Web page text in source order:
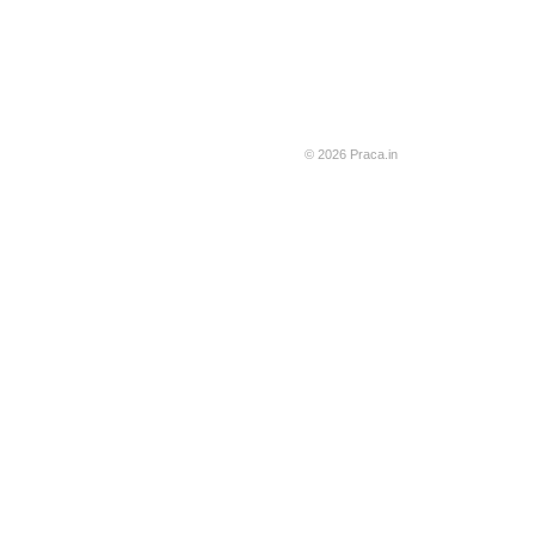
© 2026 Praca.in